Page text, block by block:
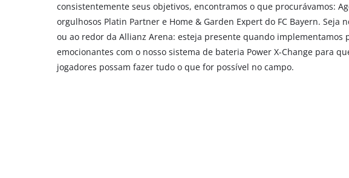
consistentemente seus objetivos, encontramos o que procurávamos:
orgulhosos Platin Partner e Home & Garden Expert do FC Bayern. Seja
ou ao redor da Allianz Arena: esteja presente quando implementamos
emocionantes com o nosso sistema de bateria Power X-Change para
jogadores possam fazer tudo o que for possível no campo.